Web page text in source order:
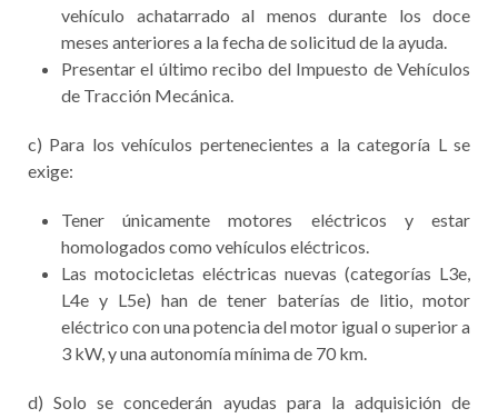
vehículo achatarrado al menos durante los doce
meses anteriores a la fecha de solicitud de la ayuda.
Presentar el último recibo del Impuesto de Vehículos
de Tracción Mecánica.
c) Para los vehículos pertenecientes a la categoría L se
exige:
Tener únicamente motores eléctricos y estar
homologados como vehículos eléctricos.
Las motocicletas eléctricas nuevas (categorías L3e,
L4e y L5e) han de tener baterías de litio, motor
eléctrico con una potencia del motor igual o superior a
3 kW, y una autonomía mínima de 70 km.
d) Solo se concederán ayudas para la adquisición de